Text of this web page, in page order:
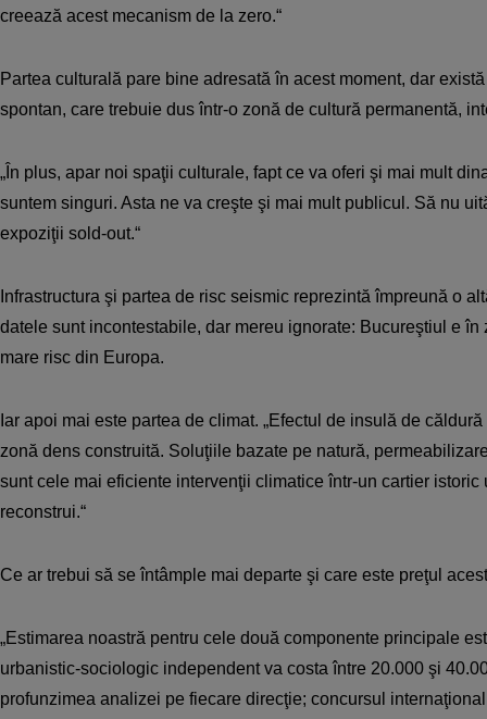
creează acest mecanism de la zero.“
Partea culturală pare bine adresată în acest moment, dar
spontan, care trebuie dus într-o zonă de cultură permanentă,
„În plus, apar noi spaţii culturale, fapt ce va oferi şi mai mult
suntem singuri. Asta ne va creşte şi mai mult publicul. Să nu
expoziţii sold-out.“
Infrastructura şi partea de risc seismic reprezintă împreună o
datele sunt incontestabile, dar mereu ignorate: Bucureştiul e
mare risc din Europa.
Iar apoi mai este partea de climat. „Efectul de insulă de
zonă dens construită. Soluţiile bazate pe natură,
sunt cele mai eficiente intervenţii climatice într-un cartier istoric
reconstrui.“
Ce ar trebui să se întâmple mai departe şi care este preţul
„Estimarea noastră pentru cele două componente principale
urbanistic-so­ciologic independent va costa între 20.000 şi
profunzimea analizei pe fiecare direcţie; concursul